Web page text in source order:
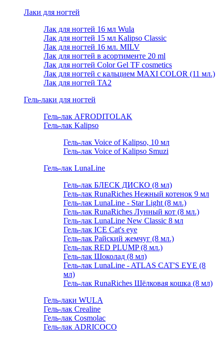
Лаки для ногтей
Лак для ногтей 16 мл Wula
Лак для ногтей 15 мл Kalipso Classic
Лак для ногтей 16 мл. MILV
Лак для ногтей в асортименте 20 ml
Лак для ногтей Color Gel TF cosmetics
Лак для ногтей с кальцием MAXI COLOR (11 мл.)
Лак для ногтей TA2
Гель-лаки для ногтей
Гель-лак AFRODITOLAK
Гель-лак Kalipso
Гель-лак Voice of Kalipso, 10 мл
Гель-лак Voice of Kalipso Smuzi
Гель-лак LunaLine
Гель-лак БЛЕСК ДИСКО (8 мл)
Гель-лак RunaRiches Нежный котенок 9 мл
Гель-лак LunaLine - Star Light (8 мл.)
Гель-лак RunaRiches Лунный кот (8 мл.)
Гель-лак LunaLine New Classic 8 мл
Гель-лак ICE Cat's eye
Гель-лак Райский жемчуг (8 мл.)
Гель-лак RED PLUMP (8 мл.)
Гель-лак Шоколад (8 мл)
Гель-лак LunaLine - ATLAS CAT'S EYE (8
мл)
Гель-лак RunaRiches Шёлковая кошка (8 мл)
Гель-лаки WULA
Гель-лак Crealine
Гель-лак Cosmolac
Гель-лак ADRICOCO